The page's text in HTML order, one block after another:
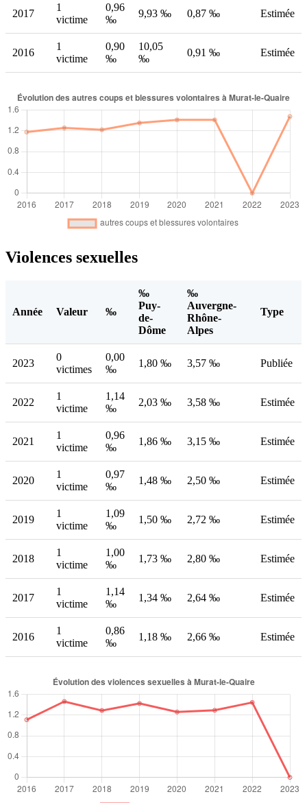
2017
1
victime
0,96
‰
9,93 ‰ 0,87 ‰ Estimée
2016
1
victime
0,90
‰
10,05
‰
0,91 ‰ Estimée
Violences sexuelles
Année Valeur ‰
‰
Puy-
de-
Dôme
‰
Auvergne-
Rhône-
Alpes
Type
2023
0
victimes
0,00
‰
1,80 ‰ 3,57 ‰ Publiée
2022
1
victime
1,14
‰
2,03 ‰ 3,58 ‰ Estimée
2021
1
victime
0,96
‰
1,86 ‰ 3,15 ‰ Estimée
2020
1
victime
0,97
‰
1,48 ‰ 2,50 ‰ Estimée
2019
1
victime
1,09
‰
1,50 ‰ 2,72 ‰ Estimée
2018
1
victime
1,00
‰
1,73 ‰ 2,80 ‰ Estimée
2017
1
victime
1,14
‰
1,34 ‰ 2,64 ‰ Estimée
2016
1
victime
0,86
‰
1,18 ‰ 2,66 ‰ Estimée